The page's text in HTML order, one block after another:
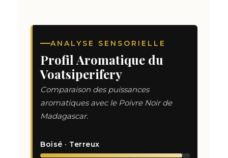
ANALYSE SENSORIELLE
Profil Aromatique du
Voatsiperifery
Comparaison des puissances
aromatiques avec le Poivre Noir de
Madagascar.
Boisé · Terreux